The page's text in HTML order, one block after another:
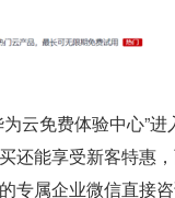
为云免费体验中心”
还能享受新客特惠
专属企业微信直接